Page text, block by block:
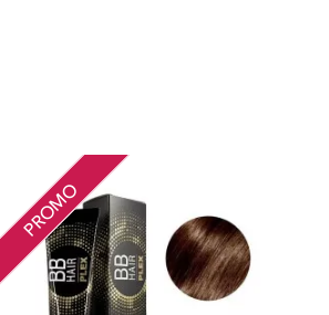
PROMO